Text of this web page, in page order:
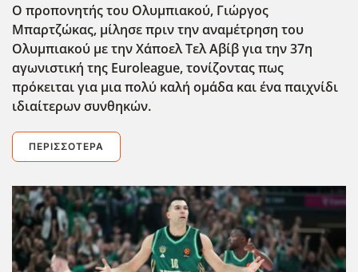
Ο προπονητής του Ολυμπιακού, Γιώργος
Μπαρτζώκας, μίλησε πριν την αναμέτρηση του
Ολυμπιακού με την Χάποελ Τελ Αβίβ για την 37η
αγωνιστική της Euroleague, τονίζοντας πως
πρόκειται για μια πολύ καλή ομάδα και ένα παιχνίδι
ιδιαίτερων συνθηκών.
ΠΕΡΙΣΣΌΤΕΡΑ